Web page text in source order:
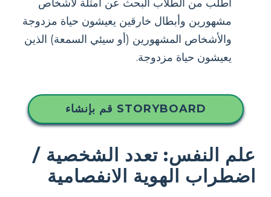
اطلب من الطلاب البحث عن أمثلة لأشخاص
مشهورين وأبطال خارقين يعيشون حياة مزدوجة
والأشخاص المشهورين (أو سيئي السمعة) الذين
يعيشون حياة مزدوجة.
قم بإنشاء STORYBOARD
علم النفس: تعدد الشخصية /
اضطراب الهوية الانفصامية